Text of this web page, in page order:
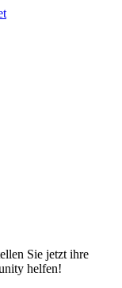
Sie jetzt ihre
helfen!